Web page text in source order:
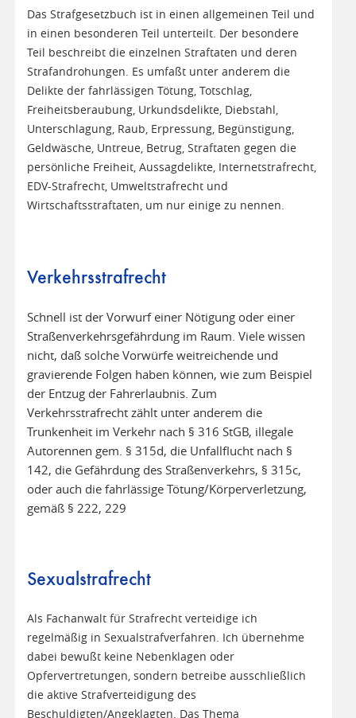
Das Strafgesetzbuch ist in einen allgemeinen Teil und
in einen besonderen Teil unterteilt. Der besondere
Teil beschreibt die einzelnen Straftaten und deren
Strafandrohungen. Es umfaßt unter anderem die
Delikte der fahrlässigen Tötung, Totschlag,
Freiheitsberaubung, Urkundsdelikte, Diebstahl,
Unterschlagung, Raub, Erpressung, Begünstigung,
Geldwäsche, Untreue, Betrug, Straftaten gegen die
persönliche Freiheit, Aussagdelikte, Internetstrafrecht,
EDV-Strafrecht, Umweltstrafrecht und
Wirtschaftsstraftaten, um nur einige zu nennen.
Verkehrsstrafrecht
Schnell ist der Vorwurf einer Nötigung oder einer
Straßenverkehrsgefährdung im Raum. Viele wissen
nicht, daß solche Vorwürfe weitreichende und
gravierende Folgen haben können, wie zum Beispiel
der Entzug der Fahrerlaubnis. Zum
Verkehrsstrafrecht zählt unter anderem die
Trunkenheit im Verkehr nach § 316 StGB, illegale
Autorennen gem. § 315d, die Unfallflucht nach §
142, die Gefährdung des Straßenverkehrs, § 315c,
oder auch die fahrlässige Tötung/Körperverletzung,
gemäß § 222, 229
Sexualstrafrecht
Als Fachanwalt für Strafrecht verteidige ich
regelmäßig in Sexualstrafverfahren. Ich übernehme
dabei bewußt keine Nebenklagen oder
Opfervertretungen, sondern betreibe ausschließlich
die aktive Strafverteidigung des
Beschuldigten/Angeklagten. Das Thema